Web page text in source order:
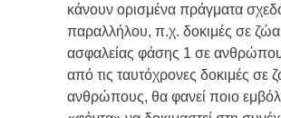
κάνουν ορισμένα πράγματα
παραλλήλου, π.χ. δοκιμές σε ζώα
ασφαλείας φάσης 1 σε
από τις ταυτόχρονες δοκιμές σε
ανθρώπους, θα φανεί ποιο